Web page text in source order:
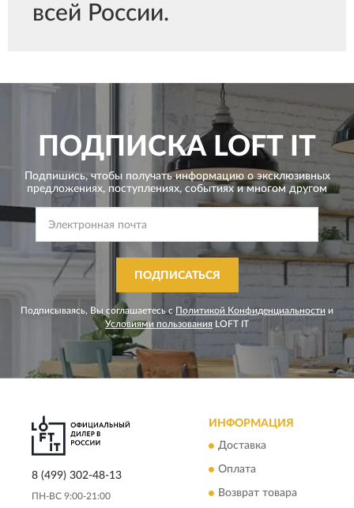
всей России.
ПОДПИСКА LOFT IT
Подпишись, чтобы получать информацию о эксклюзивных
предложениях, поступлениях, событиях и многом другом
ПОДПИСАТЬСЯ
Подписываясь, Вы соглашаетесь с Политикой Конфиденциальности и
Условиями пользования LOFT IT
8 (499) 302-48-13
ПН-ВС 9:00-21:00
ИНФОРМАЦИЯ
Доставка
Оплата
Возврат товара